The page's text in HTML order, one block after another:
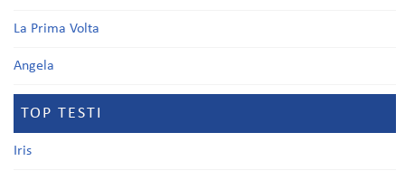
La Prima Volta
Angela
TOP TESTI
Iris